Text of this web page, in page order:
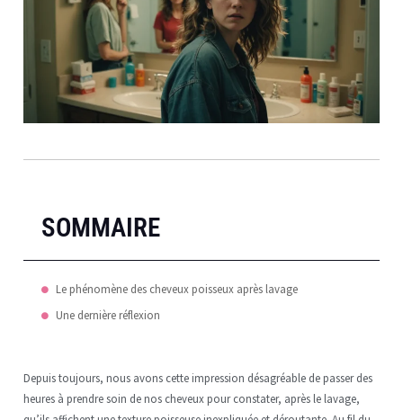
SOMMAIRE
Le phénomène des cheveux poisseux après lavage
Une dernière réflexion
Depuis toujours, nous avons cette impression désagréable de passer des
heures à prendre soin de nos cheveux pour constater, après le lavage,